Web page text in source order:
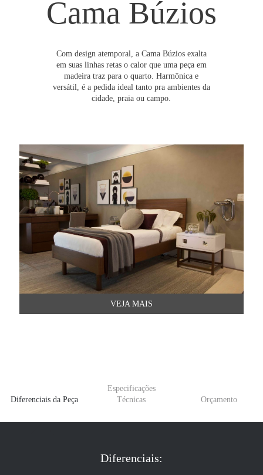
Cama Búzios
Com design atemporal, a Cama Búzios exalta
em suas linhas retas o calor que uma peça em
madeira traz para o quarto. Harmônica e
versátil, é a pedida ideal tanto pra ambientes da
cidade, praia ou campo.
VEJA MAIS
Diferenciais da Peça
Especificações
Técnicas
Orçamento
Diferenciais: